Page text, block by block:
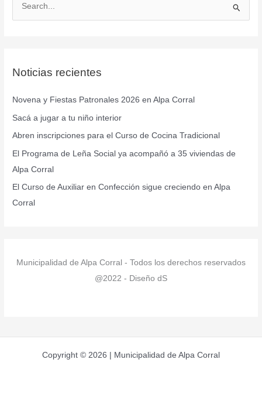
a
p
o
r
:
Noticias recientes
Novena y Fiestas Patronales 2026 en Alpa Corral
Sacá a jugar a tu niño interior
Abren inscripciones para el Curso de Cocina Tradicional
El Programa de Leña Social ya acompañó a 35 viviendas de
Alpa Corral
El Curso de Auxiliar en Confección sigue creciendo en Alpa
Corral
Municipalidad de Alpa Corral - Todos los derechos reservados
@2022 - Diseño dS
Copyright © 2026 | Municipalidad de Alpa Corral